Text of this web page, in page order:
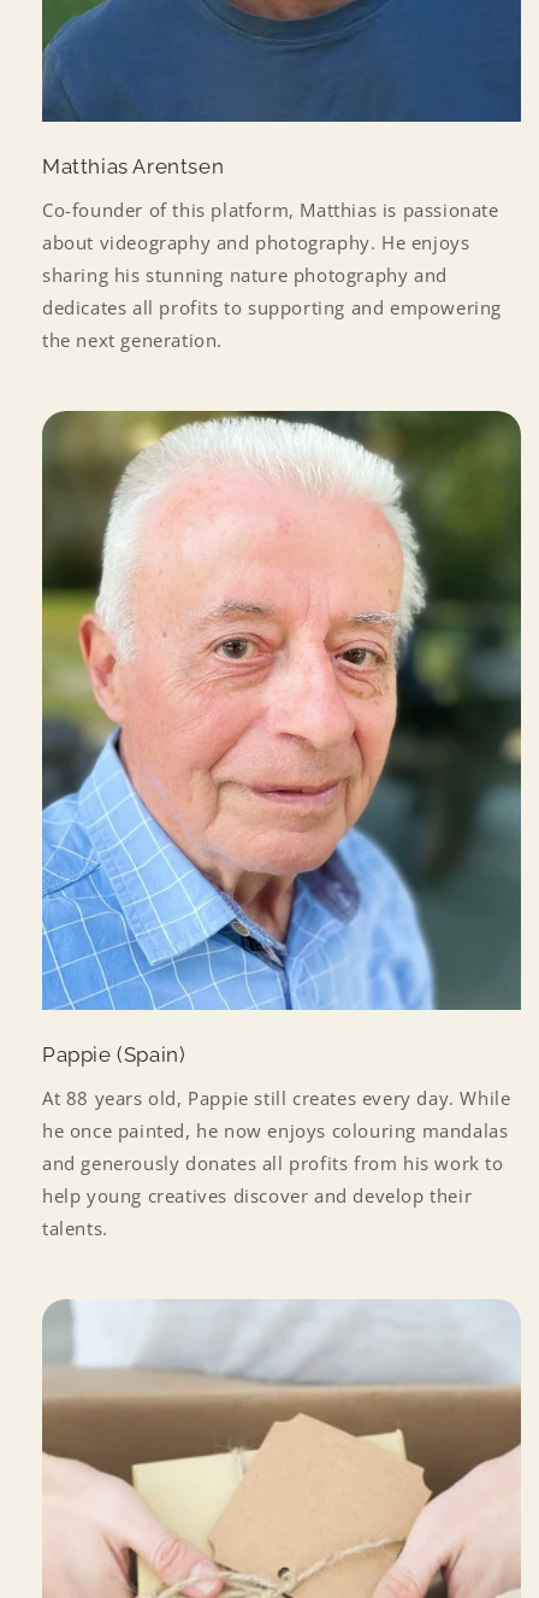
Matthias Arentsen
Co-founder of this platform, Matthias is passionate
about videography and photography. He enjoys
sharing his stunning nature photography and
dedicates all profits to supporting and empowering
the next generation.
Pappie (Spain)
At 88 years old, Pappie still creates every day. While
he once painted, he now enjoys colouring mandalas
and generously donates all profits from his work to
help young creatives discover and develop their
talents.